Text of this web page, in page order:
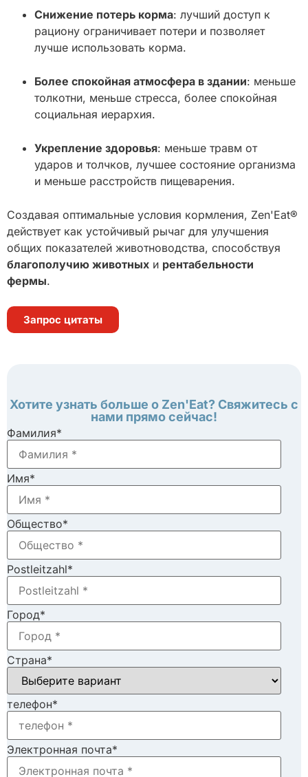
Снижение потерь корма: лучший доступ к
рациону ограничивает потери и позволяет
лучше использовать корма.
Более спокойная атмосфера в здании: меньше
толкотни, меньше стресса, более спокойная
социальная иерархия.
Укрепление здоровья: меньше травм от
ударов и толчков, лучшее состояние организма
и меньше расстройств пищеварения.
Создавая оптимальные условия кормления, Zen'Eat®
действует как устойчивый рычаг для улучшения
общих показателей животноводства, способствуя
благополучию животных и рентабельности
фермы.
Запрос цитаты
Хотите узнать больше о Zen'Eat? Свяжитесь с
нами прямо сейчас!
Фамилия*
Имя*
Общество*
Postleitzahl*
Город*
Страна*
телефон*
Электронная почта*